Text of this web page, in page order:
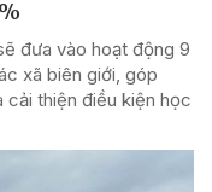
đưa vào hoạt động 9
xã biên giới, góp
thiện điều kiện học